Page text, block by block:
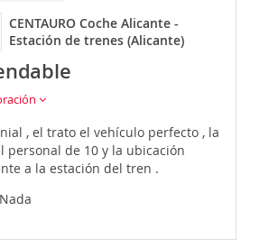
CENTAURO Coche Alicante -
Estación de trenes (Alicante)
, el trato el vehículo perfecto , la
personal de 10 y la ubicación
a la estación del tren .
Nada